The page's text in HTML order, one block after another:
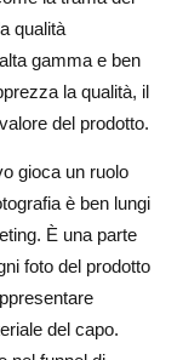
qualità
gamma e ben
la qualità, il
del prodotto.
gioca un ruolo
è ben lungi
È una parte
foto del prodotto
del capo.